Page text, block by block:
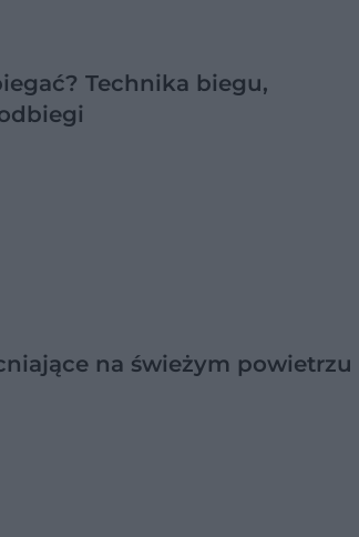
Technika biegu,
na świeżym powietrzu